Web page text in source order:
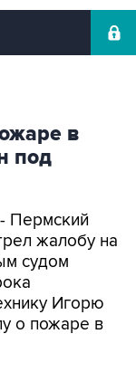
в
под
Пермский
жалобу на
судом
Игорю
о пожаре в